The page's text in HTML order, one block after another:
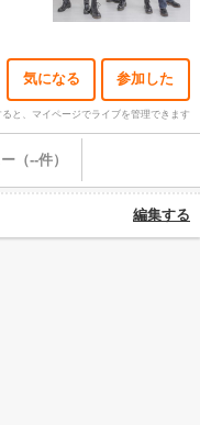
気になる 参加した
と、マイページでライブを管理できます
（--件）
編集する